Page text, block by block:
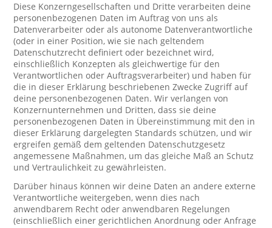
Diese Konzerngesellschaften und Dritte verarbeiten deine
personenbezogenen Daten im Auftrag von uns als
Datenverarbeiter oder als autonome Datenverantwortliche
(oder in einer Position, wie sie nach geltendem
Datenschutzrecht definiert oder bezeichnet wird,
einschließlich Konzepten als gleichwertige für den
Verantwortlichen oder Auftragsverarbeiter) und haben für
die in dieser Erklärung beschriebenen Zwecke Zugriff auf
deine personenbezogenen Daten. Wir verlangen von
Konzernunternehmen und Dritten, dass sie deine
personenbezogenen Daten in Übereinstimmung mit den in
dieser Erklärung dargelegten Standards schützen, und wir
ergreifen gemäß dem geltenden Datenschutzgesetz
angemessene Maßnahmen, um das gleiche Maß an Schutz
und Vertraulichkeit zu gewährleisten.
Darüber hinaus können wir deine Daten an andere externe
Verantwortliche weitergeben, wenn dies nach
anwendbarem Recht oder anwendbaren Regelungen
(einschließlich einer gerichtlichen Anordnung oder Anfrage